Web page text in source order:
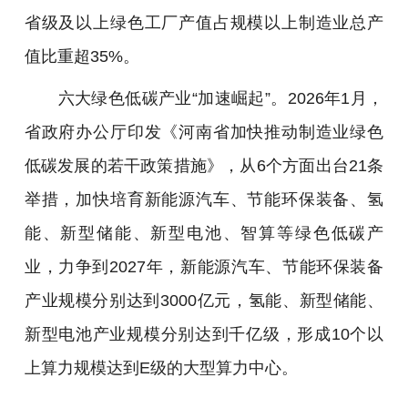
省级及以上绿色工厂产值占规模以上制造业总产
值比重超35%。
六大绿色低碳产业“加速崛起”。2026年1月，
省政府办公厅印发《河南省加快推动制造业绿色
低碳发展的若干政策措施》，从6个方面出台21条
举措，加快培育新能源汽车、节能环保装备、氢
能、新型储能、新型电池、智算等绿色低碳产
业，力争到2027年，新能源汽车、节能环保装备
产业规模分别达到3000亿元，氢能、新型储能、
新型电池产业规模分别达到千亿级，形成10个以
上算力规模达到E级的大型算力中心。